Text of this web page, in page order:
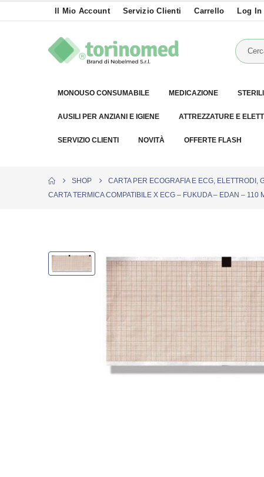
Il Mio Account Servizio Clienti Carrello Log In
MONOUSO CONSUMABILE MEDICAZIONE
AUSILI PER ANZIANI E IGIENE ATTREZZATURE E
SERVIZIO CLIENTI NOVITÀ OFFERTE FLASH
SHOP CARTA PER ECOGRAFIA E ECG, ELETTRODI,
CARTA TERMICA COMPATIBILE X ECG – FUKUDA – EDAN –